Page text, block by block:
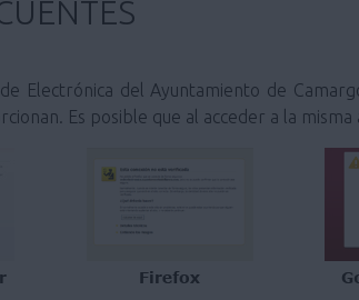
Electrónica del Ayuntamiento de
Es posible que al acceder a la